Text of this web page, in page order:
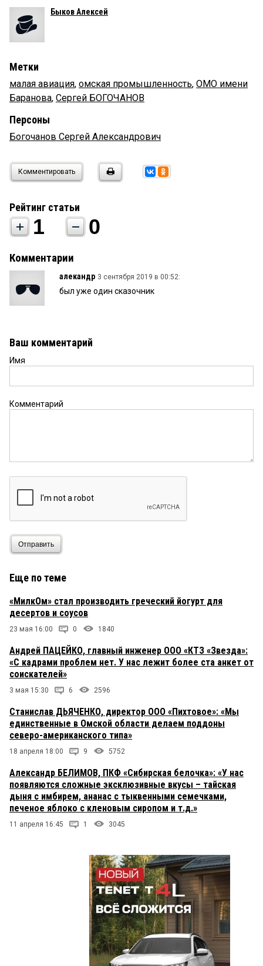
Быков Алексей
Метки
малая авиация, омская промышленность, ОМО имени
Баранова, Сергей БОГОЧАНОВ
Персоны
Богочанов Сергей Александрович
Комментировать
Рейтинг статьи
1 0
Комментарии
алекандр 3 сентября 2019 в 00:52:
был уже один сказочник
Ваш комментарий
Имя
Комментарий
Отправить
Еще по теме
«МилкОм» стал производить греческий йогурт для
десертов и соусов
23 мая 16:00 0 1840
Андрей ПАЦЕЙКО, главный инженер ООО «КТЗ «Звезда»:
«С кадрами проблем нет. У нас лежит более ста анкет от
соискателей»
3 мая 15:30 6 2596
Станислав ДЬЯЧЕНКО, директор ООО «Пихтовое»: «Мы
единственные в Омской области делаем поддоны
северо-американского типа»
18 апреля 18:00 9 5752
Александр БЕЛИМОВ, ПКФ «Сибирская белочка»: «У нас
появляются сложные эксклюзивные вкусы – тайская
дыня с имбирем, ананас с тыквенными семечками,
печеное яблоко с кленовым сиропом и т.д.»
11 апреля 16:45 1 3045